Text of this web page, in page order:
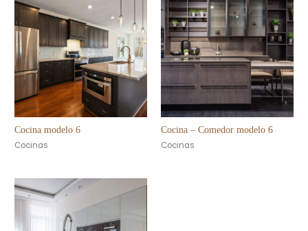
Cocina modelo 6
Cocinas
Cocina – Comedor modelo 6
Cocinas